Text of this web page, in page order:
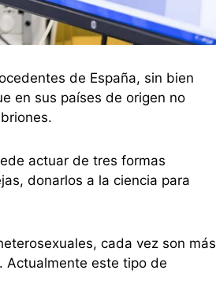
de España, sin bien
en sus países de origen no
actuar de tres formas
donarlos a la ciencia para
cada vez son más
Actualmente este tipo de